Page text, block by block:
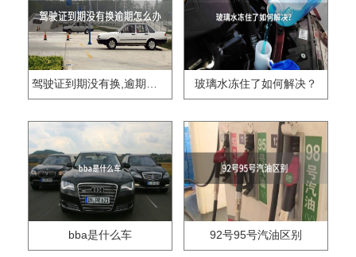
驾驶证到期没有换,逾期怎么办?? 玻璃水冻住了如何解决？
bba是什么车 92号95号汽油区别